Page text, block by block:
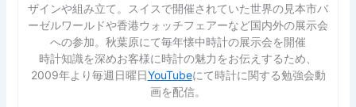
ザインや組み立て。スイスで開催されていた世界の見本市バ
ーゼルワールドや香港ウォッチフェアーなど国内外の展示会
への参加。秋葉原にて毎年懐中時計の展示会を開催
時計知識を深めお客様に時計の魅力をお伝えするため、
2009年より毎週日曜日YouTubeにて時計に関する勉強会動
画を配信。